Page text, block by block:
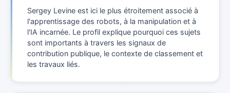
Sergey Levine est ici le plus étroitement associé à
l'apprentissage des robots, à la manipulation et à
l'IA incarnée. Le profil explique pourquoi ces sujets
sont importants à travers les signaux de
contribution publique, le contexte de classement et
les travaux liés.